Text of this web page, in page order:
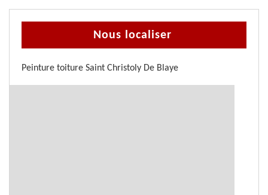
Nous localiser
Peinture toiture Saint Christoly De Blaye